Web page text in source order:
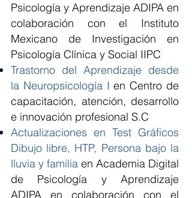
Psicología y Aprendizaje ADIPA en
colaboración con el Instituto
Mexicano de Investigación en
Psicología Clínica y Social IIPC
Trastorno del Aprendizaje desde
la Neuropsicología I en Centro de
capacitación, atención, desarrollo
e innovación profesional S.C
Actualizaciones en Test Gráficos
Dibujo libre, HTP, Persona bajo la
lluvia y familia en Academia Digital
de Psicología y Aprendizaje
ADIPA en colaboración con el